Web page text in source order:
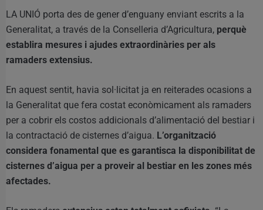
LA UNIÓ porta des de gener d’enguany enviant escrits a la
Generalitat, a través de la Conselleria d’Agricultura, perquè
establira mesures i ajudes extraordinàries per als
ramaders extensius.
En aquest sentit, havia sol·licitat ja en reiterades ocasions a
la Generalitat que fera costat econòmicament als ramaders
per a cobrir els costos addicionals d’alimentació del bestiar i
la contractació de cisternes d’aigua. L’organització
considera fonamental que es garantisca la disponibilitat de
cisternes d’aigua per a proveir al bestiar en les zones més
afectades.